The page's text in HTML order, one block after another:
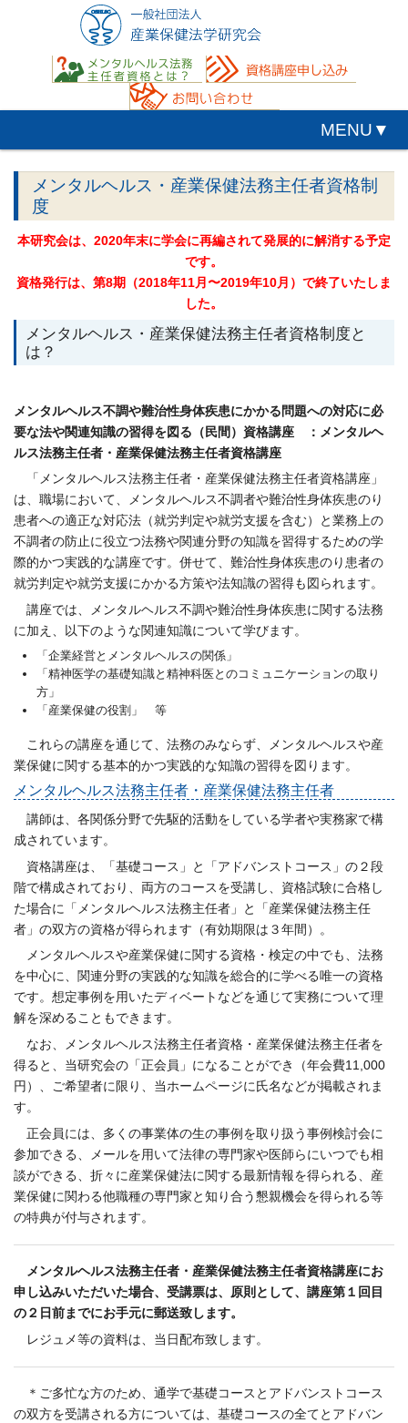
MENU▼
メンタルヘルス・産業保健法務主任者資格制
度
本研究会は、2020年末に学会に再編されて発展的に解消する予定
です。
資格発行は、第8期（2018年11月〜2019年10月）で終了いたしま
した。
メンタルヘルス・産業保健法務主任者資格制度と
は？
メンタルヘルス不調や難治性身体疾患にかかる問題への対応に必
要な法や関連知識の習得を図る（民間）資格講座 ：メンタルヘ
ルス法務主任者・産業保健法務主任者資格講座
「メンタルヘルス法務主任者・産業保健法務主任者資格講座」
は、職場において、メンタルヘルス不調者や難治性身体疾患のり
患者への適正な対応法（就労判定や就労支援を含む）と業務上の
不調者の防止に役立つ法務や関連分野の知識を習得するための学
際的かつ実践的な講座です。併せて、難治性身体疾患のり患者の
就労判定や就労支援にかかる方策や法知識の習得も図られます。
講座では、メンタルヘルス不調や難治性身体疾患に関する法務
に加え、以下のような関連知識について学びます。
「企業経営とメンタルヘルスの関係」
「精神医学の基礎知識と精神科医とのコミュニケーションの取り
方」
「産業保健の役割」 等
これらの講座を通じて、法務のみならず、メンタルヘルスや産
業保健に関する基本的かつ実践的な知識の習得を図ります。
メンタルヘルス法務主任者・産業保健法務主任者
講師は、各関係分野で先駆的活動をしている学者や実務家で構
成されています。
資格講座は、「基礎コース」と「アドバンストコース」の２段
階で構成されており、両方のコースを受講し、資格試験に合格し
た場合に「メンタルヘルス法務主任者」と「産業保健法務主任
者」の双方の資格が得られます（有効期限は３年間）。
メンタルヘルスや産業保健に関する資格・検定の中でも、法務
を中心に、関連分野の実践的な知識を総合的に学べる唯一の資格
です。想定事例を用いたディベートなどを通じて実務について理
解を深めることもできます。
なお、メンタルヘルス法務主任者資格・産業保健法務主任者を
得ると、当研究会の「正会員」になることができ（年会費11,000
円）、ご希望者に限り、当ホームページに氏名などが掲載されま
す。
正会員には、多くの事業体の生の事例を取り扱う事例検討会に
参加できる、メールを用いて法律の専門家や医師らにいつでも相
談ができる、折々に産業保健法に関する最新情報を得られる、産
業保健に関わる他職種の専門家と知り合う懇親機会を得られる等
の特典が付与されます。
メンタルヘルス法務主任者・産業保健法務主任者資格講座にお
申し込みいただいた場合、受講票は、原則として、講座第１回目
の２日前までにお手元に郵送致します。
レジュメ等の資料は、当日配布致します。
＊ご多忙な方のため、通学で基礎コースとアドバンストコース
の双方を受講される方については、基礎コースの全てとアドバン